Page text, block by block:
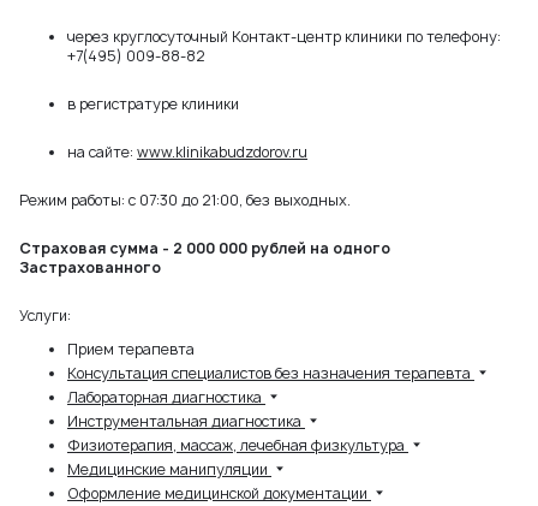
через круглосуточный Контакт-центр клиники по телефону:
+7(495) 009-88-82
в регистратуре клиники
на сайте: www.klinikabudzdorov.ru
Режим работы: с 07:30 до 21:00, без выходных.
Страховая сумма - 2 000 000 рублей на одного
Застрахованного
Услуги:
Прием терапевта
Консультация специалистов без назначения терапевта
Лабораторная диагностика
Инструментальная диагностика
Физиотерапия, массаж, лечебная физкультура
Медицинские манипуляции
Оформление медицинской документации